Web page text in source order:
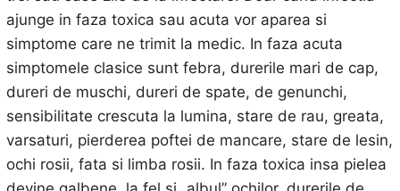
ajunge in faza toxica sau acuta vor aparea si
simptome care ne trimit la medic. In faza acuta
simptomele clasice sunt febra, durerile mari de cap,
dureri de muschi, dureri de spate, de genunchi,
sensibilitate crescuta la lumina, stare de rau, greata,
varsaturi, pierderea poftei de mancare, stare de lesin,
ochi rosii, fata si limba rosii. In faza toxica insa pielea